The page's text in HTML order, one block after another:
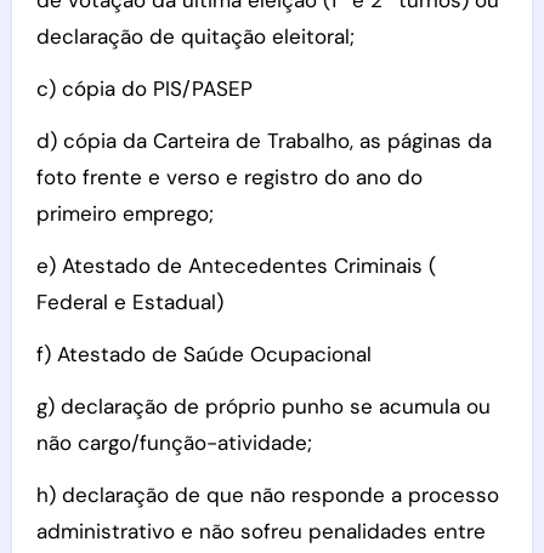
declaração de quitação eleitoral;
c) cópia do PIS/PASEP
d) cópia da Carteira de Trabalho, as páginas da
foto frente e verso e registro do ano do
primeiro emprego;
e) Atestado de Antecedentes Criminais (
Federal e Estadual)
f) Atestado de Saúde Ocupacional
g) declaração de próprio punho se acumula ou
não cargo/função-atividade;
h) declaração de que não responde a processo
administrativo e não sofreu penalidades entre